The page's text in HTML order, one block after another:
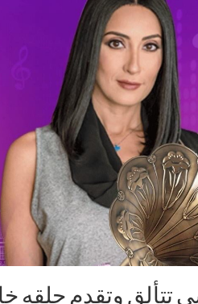
تتألق وتقدم حلقه